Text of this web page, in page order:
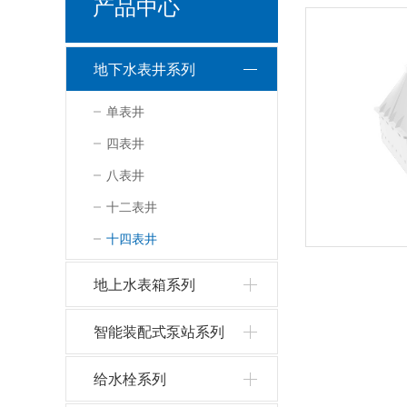
地下水表井系列
单表井
四表井
八表井
十二表井
十四表井
地上水表箱系列
智能装配式泵站系列
给水栓系列